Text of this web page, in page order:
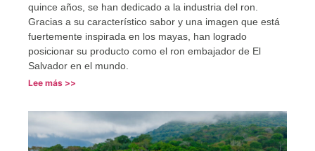
quince años, se han dedicado a la industria del ron.
Gracias a su característico sabor y una imagen que está
fuertemente inspirada en los mayas, han logrado
posicionar su producto como el ron embajador de El
Salvador en el mundo.
Lee más >>